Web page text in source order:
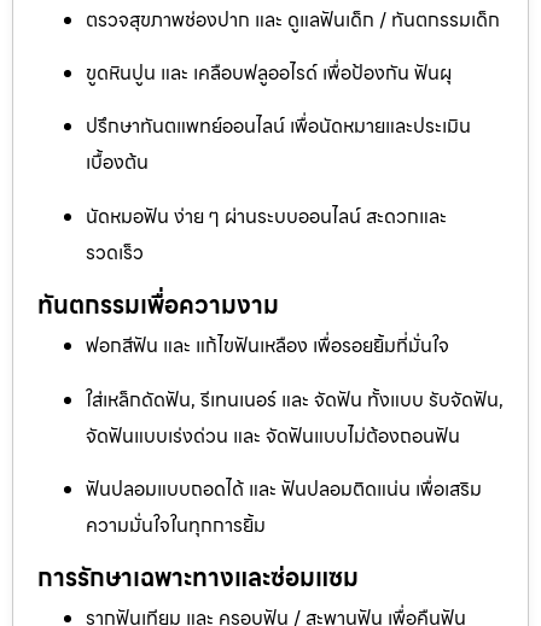
ตรวจสุขภาพช่องปาก และ ดูแลฟันเด็ก / ทันตกรรมเด็ก
ขูดหินปูน และ เคลือบฟลูออไรด์ เพื่อป้องกัน ฟันผุ
ปรึกษาทันตแพทย์ออนไลน์ เพื่อนัดหมายและประเมิน
เบื้องต้น
นัดหมอฟัน ง่าย ๆ ผ่านระบบออนไลน์ สะดวกและ
รวดเร็ว
ทันตกรรมเพื่อความงาม
ฟอกสีฟัน และ แก้ไขฟันเหลือง เพื่อรอยยิ้มที่มั่นใจ
ใส่เหล็กดัดฟัน, รีเทนเนอร์ และ จัดฟัน ทั้งแบบ รับจัดฟัน,
จัดฟันแบบเร่งด่วน และ จัดฟันแบบไม่ต้องถอนฟัน
ฟันปลอมแบบถอดได้ และ ฟันปลอมติดแน่น เพื่อเสริม
ความมั่นใจในทุกการยิ้ม
การรักษาเฉพาะทางและซ่อมแซม
รากฟันเทียม และ ครอบฟัน / สะพานฟัน เพื่อคืนฟัน